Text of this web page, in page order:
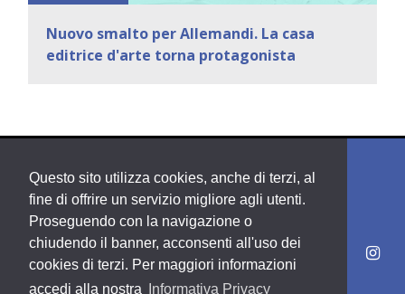
Questo sito utilizza cookies, anche di terzi, al
fine di offrire un servizio migliore agli utenti.
Proseguendo con la navigazione o
chiudendo il banner, acconsenti all'uso dei
cookies di terzi. Per maggiori informazioni
accedi alla nostra
Informativa Privacy
Nuovo smalto per Allemandi. La casa
editrice d'arte torna protagonista